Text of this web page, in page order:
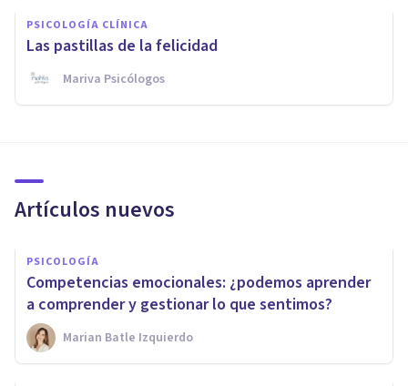
PSICOLOGÍA CLÍNICA
Las pastillas de la felicidad
Mariva Psicólogos
Artículos nuevos
PSICOLOGÍA
Competencias emocionales: ¿podemos aprender
a comprender y gestionar lo que sentimos?
Marian Batle Izquierdo